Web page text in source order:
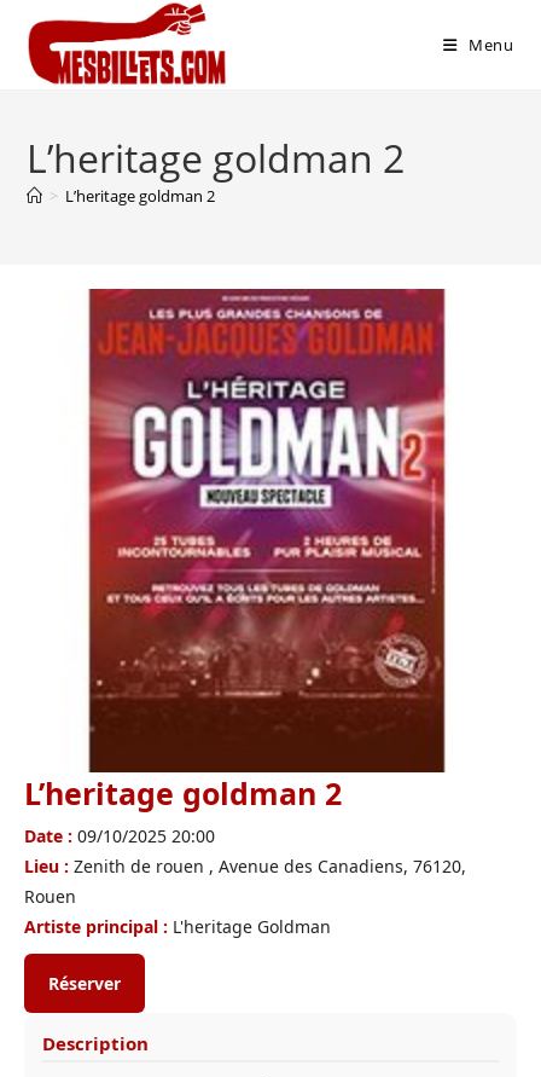
Menu
L’heritage goldman 2
> L’heritage goldman 2
L’heritage goldman 2
Date : 09/10/2025 20:00
Lieu : Zenith de rouen , Avenue des Canadiens, 76120,
Rouen
Artiste principal : L'heritage Goldman
Réserver
Description